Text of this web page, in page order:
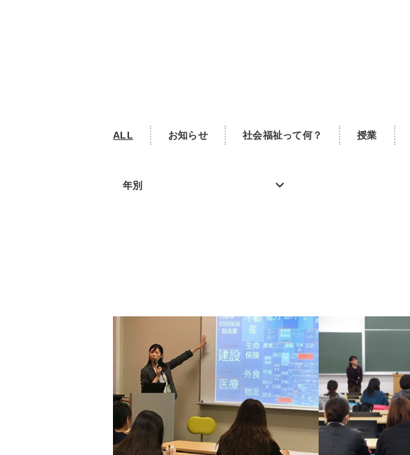
ALL お知らせ 社会福祉って何？ 授業
年別